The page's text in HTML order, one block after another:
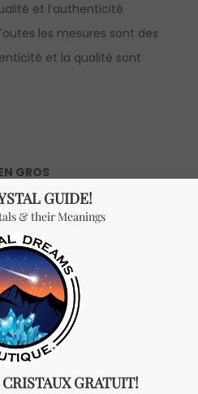
et l’authenticité
les mesures sont des
et la qualité sont
GROS
le prix est à la pièce (les
disponible à nos
UN PENDENTIF DE
ajoutée. Pour
vous devrez faire une
distributeur officiel.